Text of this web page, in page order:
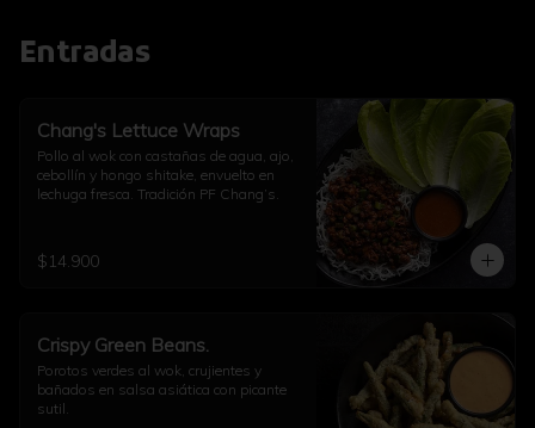
Entradas
Chang's Lettuce Wraps
Pollo al wok con castañas de agua, ajo,
cebollín y hongo shitake, envuelto en
lechuga fresca. Tradición PF Chang’s.
$14.900
Crispy Green Beans.
Porotos verdes al wok, crujientes y
bañados en salsa asiática con picante
sutil.